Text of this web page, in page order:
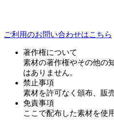
ご利用のお問い合わせはこちら
著作権について
素材の著作権やその他の
はありません。
禁止事項
素材を許可なく頒布、販
免責事項
ここで配布した素材を使